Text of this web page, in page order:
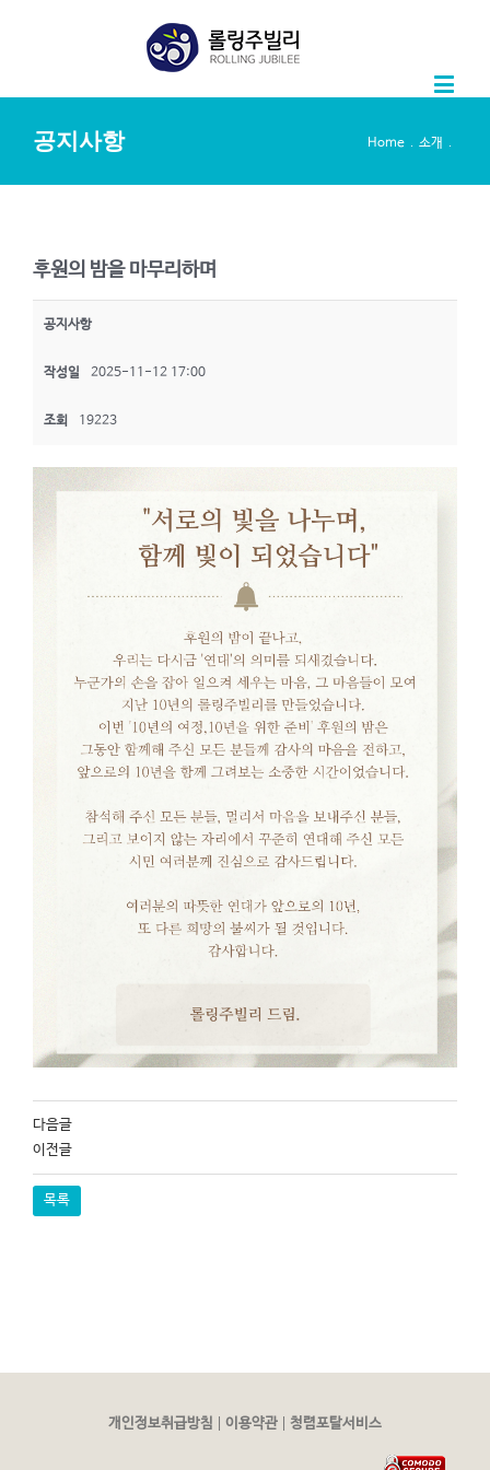
공지사항 Home 소개
후원의 밤을 마무리하며
공지사항
작성일 2025-11-12 17:00
조회 19223
다음글
이전글
목록
개인정보취급방침 | 이용약관 | 청렴포탈서비스